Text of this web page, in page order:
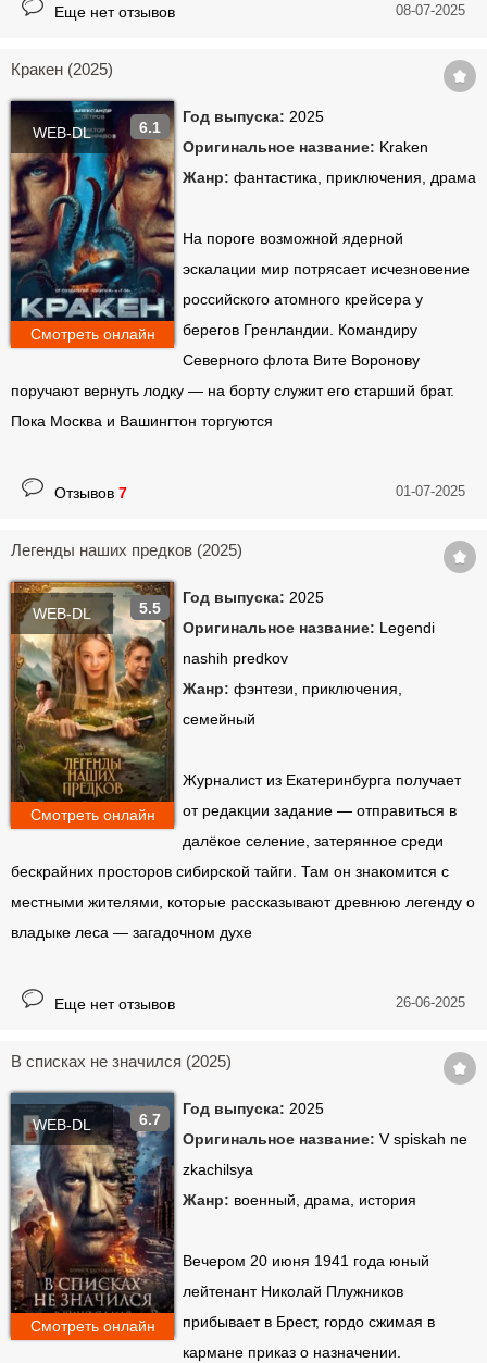
Еще нет отзывов 08-07-2025
Кракен (2025)
6.1
WEB-DL
Год выпуска: 2025
Оригинальное название: Kraken
Жанр: фантастика, приключения, драма
На пороге возможной ядерной
эскалации мир потрясает исчезновение
российского атомного крейсера у
берегов Гренландии. Командиру
Северного флота Вите Воронову
поручают вернуть лодку — на борту служит его старший брат.
Пока Москва и Вашингтон торгуются
Смотреть онлайн
Отзывов 7 01-07-2025
Легенды наших предков (2025)
5.5
WEB-DL
Год выпуска: 2025
Оригинальное название: Legendi
nashih predkov
Жанр: фэнтези, приключения,
семейный
Журналист из Екатеринбурга получает
от редакции задание — отправиться в
далёкое селение, затерянное среди
бескрайних просторов сибирской тайги. Там он знакомится с
местными жителями, которые рассказывают древнюю легенду о
владыке леса — загадочном духе
Смотреть онлайн
Еще нет отзывов 26-06-2025
В списках не значился (2025)
6.7
WEB-DL
Год выпуска: 2025
Оригинальное название: V spiskah ne
zkachilsya
Жанр: военный, драма, история
Вечером 20 июня 1941 года юный
лейтенант Николай Плужников
прибывает в Брест, гордо сжимая в
кармане приказ о назначении.
Смотреть онлайн